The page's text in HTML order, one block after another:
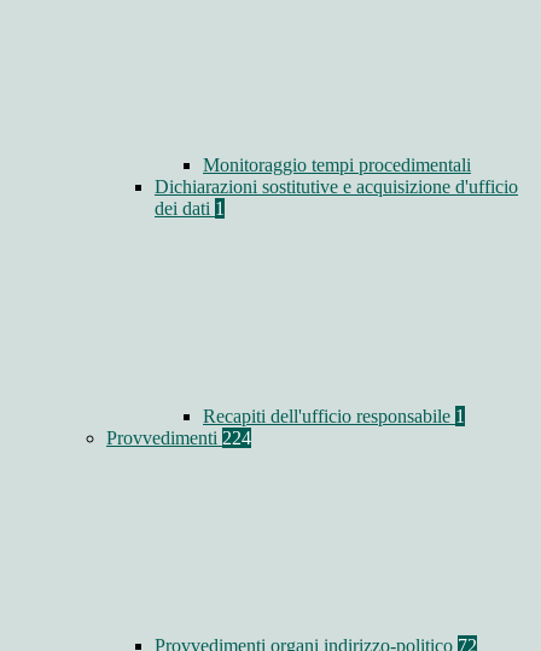
Monitoraggio tempi procedimentali
Dichiarazioni sostitutive e acquisizione d'ufficio
dei dati 1
Recapiti dell'ufficio responsabile 1
Provvedimenti 224
Provvedimenti organi indirizzo-politico 72